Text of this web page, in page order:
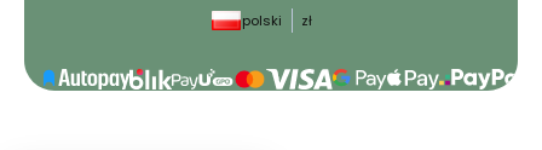
polski zł